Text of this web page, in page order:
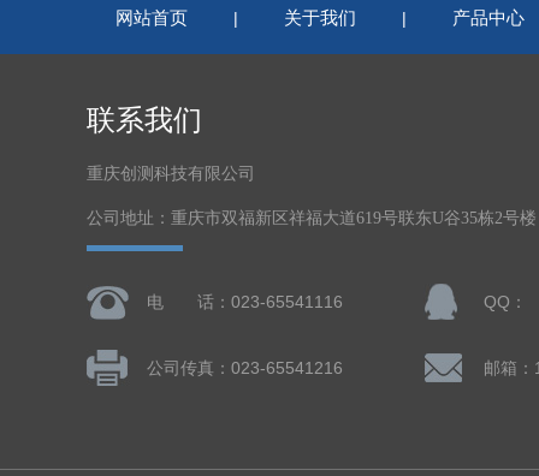
网站首页 | 关于我们 | 产品中心
联系我们
重庆创测科技有限公司
公司地址：重庆市双福新区祥福大道619号联东U谷35栋2号
电 话：023-65541116 QQ：
公司传真：023-65541216 邮箱